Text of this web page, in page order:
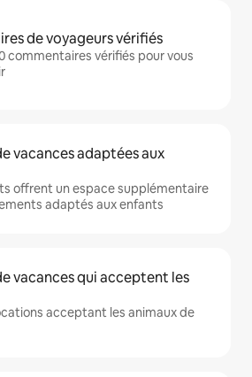
de voyageurs vérifiés
commentaires vérifiés pour vous
vacances adaptées aux
offrent un espace supplémentaire
adaptés aux enfants
vacances qui acceptent les
acceptant les animaux de